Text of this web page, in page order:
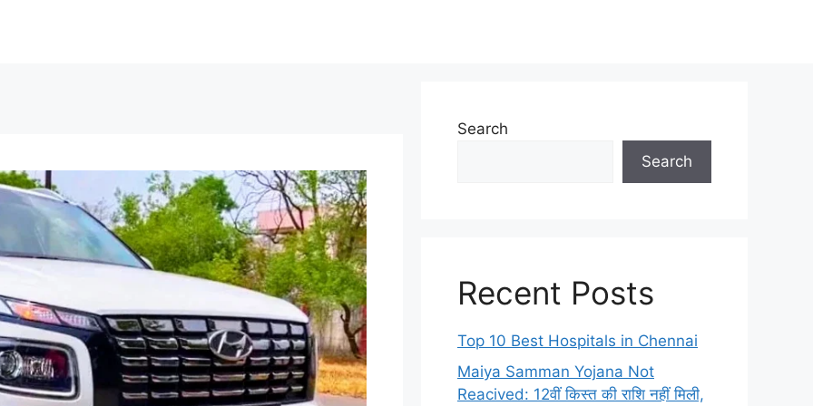
Search
Search
Recent Posts
Top 10 Best Hospitals in Chennai
Maiya Samman Yojana Not
Reacived: 12वीं किस्त की राशि नहीं मिली,